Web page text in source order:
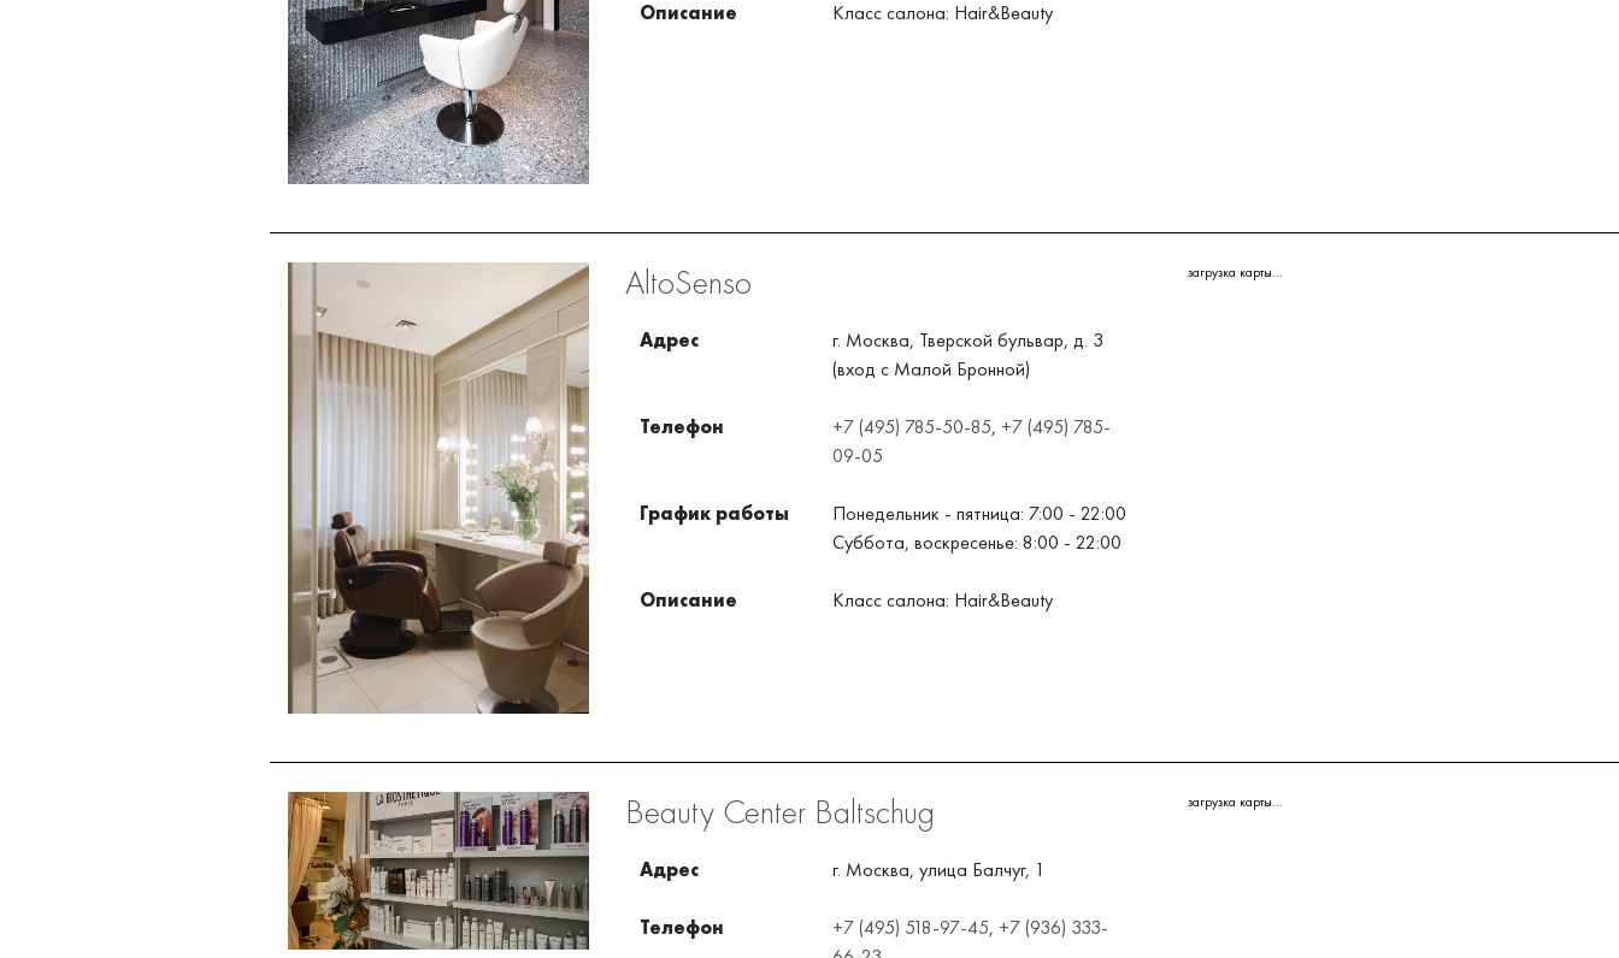
Описание Класс салона: Hair&Beauty
AltoSenso
Адрес
г. Москва, Тверской бульвар, д. 3
(вход с Малой Бронной)
Телефон +7 (495) 785-50-85, +7 (495) 785-
09-05
График работы
Понедельник - пятница: 7:00 - 22:00
Суббота, воскресенье: 8:00 - 22:00
Описание Класс салона: Hair&Beauty
загрузка карты...
Beauty Center Baltschug
Адрес г. Москва, улица Балчуг, 1
Телефон +7 (495) 518-97-45, +7 (936) 333-
загрузка карты...